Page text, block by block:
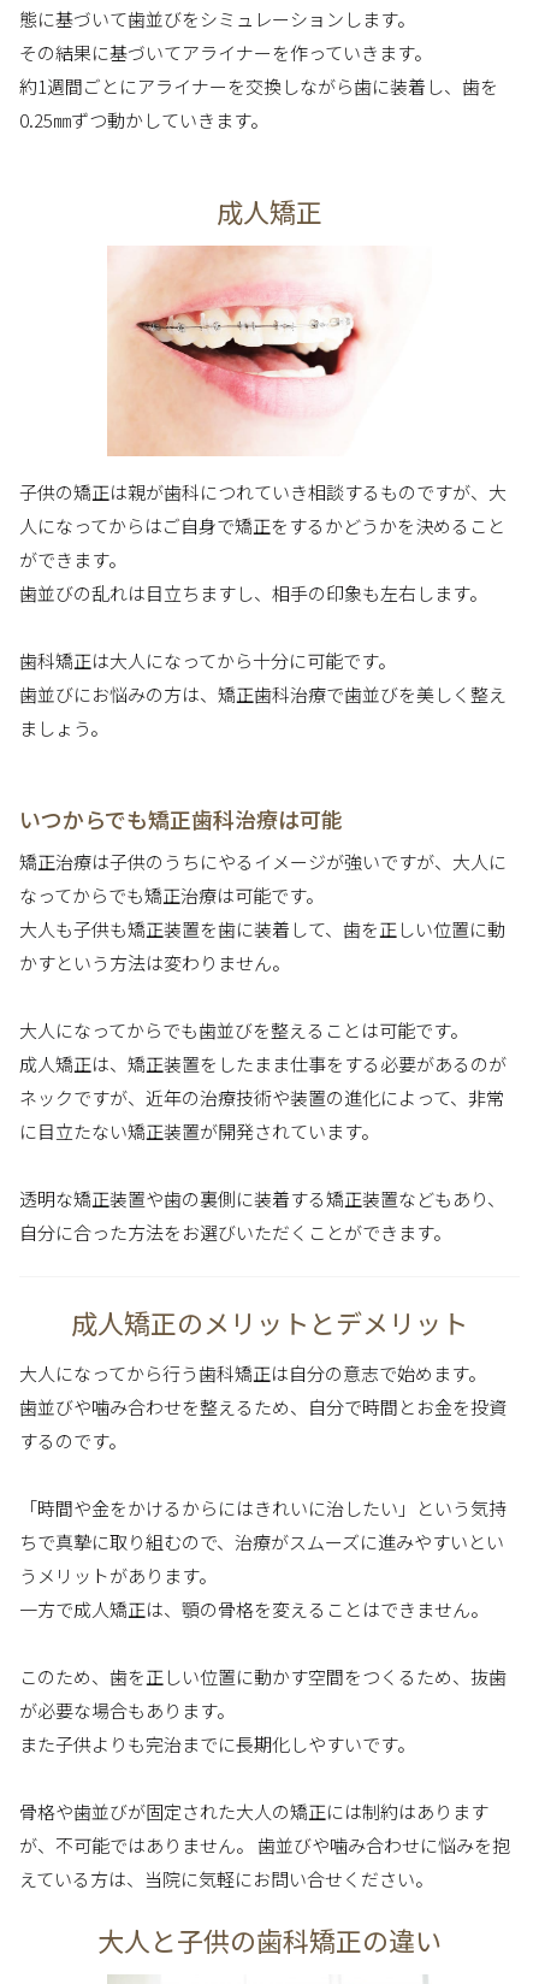
態に基づいて歯並びをシミュレーションします。
その結果に基づいてアライナーを作っていきます。
約1週間ごとにアライナーを交換しながら歯に装着し、歯を
0.25㎜ずつ動かしていきます。
成人矯正
子供の矯正は親が歯科につれていき相談するものですが、大
人になってからはご自身で矯正をするかどうかを決めること
ができます。
歯並びの乱れは目立ちますし、相手の印象も左右します。
歯科矯正は大人になってから十分に可能です。
歯並びにお悩みの方は、矯正歯科治療で歯並びを美しく整え
ましょう。
いつからでも矯正歯科治療は可能
矯正治療は子供のうちにやるイメージが強いですが、大人に
なってからでも矯正治療は可能です。
大人も子供も矯正装置を歯に装着して、歯を正しい位置に動
かすという方法は変わりません。
大人になってからでも歯並びを整えることは可能です。
成人矯正は、矯正装置をしたまま仕事をする必要があるのが
ネックですが、近年の治療技術や装置の進化によって、非常
に目立たない矯正装置が開発されています。
透明な矯正装置や歯の裏側に装着する矯正装置などもあり、
自分に合った方法をお選びいただくことができます。
成人矯正のメリットとデメリット
大人になってから行う歯科矯正は自分の意志で始めます。
歯並びや噛み合わせを整えるため、自分で時間とお金を投資
するのです。
「時間や金をかけるからにはきれいに治したい」という気持
ちで真摯に取り組むので、治療がスムーズに進みやすいとい
うメリットがあります。
一方で成人矯正は、顎の骨格を変えることはできません。
このため、歯を正しい位置に動かす空間をつくるため、抜歯
が必要な場合もあります。
また子供よりも完治までに長期化しやすいです。
骨格や歯並びが固定された大人の矯正には制約はあります
が、不可能ではありません。 歯並びや噛み合わせに悩みを抱
えている方は、当院に気軽にお問い合せください。
大人と子供の歯科矯正の違い